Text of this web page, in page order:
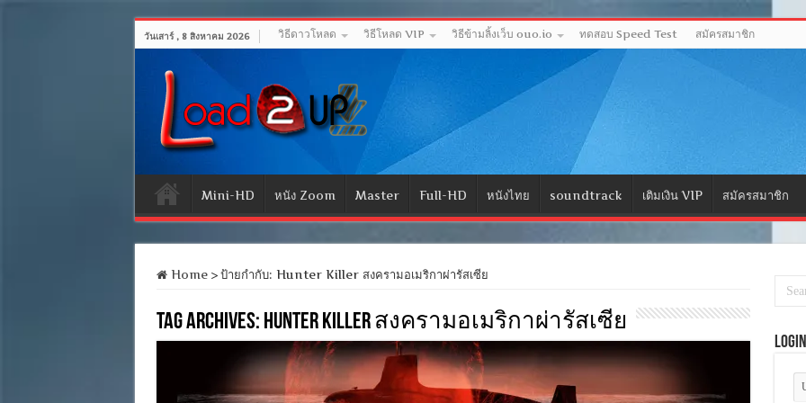
วันเสาร์ , 8 สิงหาคม 2026 วิธีดาวโหลด วิธีโหลด VIP วิธีข้ามลิ้งเว็บ ouo.io ทดสอบ Speed Test สมัครสมาชิก
Mini-HD หนัง Zoom Master Full-HD หนังไทย soundtrack เติมเงิน VIP สมัครสมาชิก
Home > ป้ายกำกับ: Hunter Killer สงครามอเมริกาผ่ารัสเซีย
Tag Archives: Hunter Killer สงครามอเมริกาผ่ารัสเซีย
Login